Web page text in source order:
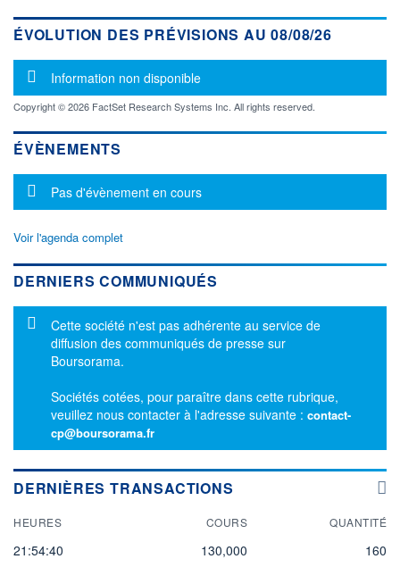
ÉVOLUTION DES PRÉVISIONS AU 08/08/26
Message d'information
Information non disponible
Copyright © 2026 FactSet Research Systems Inc. All rights reserved.
ÉVÈNEMENTS
Message d'information
Pas d'évènement en cours
Voir l'agenda complet
DERNIERS COMMUNIQUÉS
Message d'information
Cette société n'est pas adhérente au service de
diffusion des communiqués de presse sur
Boursorama.
Sociétés cotées, pour paraître dans cette rubrique,
veuillez nous contacter à l'adresse suivante : contact-
cp@boursorama.fr
DERNIÈRES TRANSACTIONS
HEURES COURS QUANTITÉ
21:54:40 130,000 160